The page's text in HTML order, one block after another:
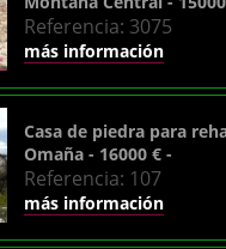
Referencia: 3075
más información
Casa de piedra para
Omaña - 16000 € -
Referencia: 107
más información